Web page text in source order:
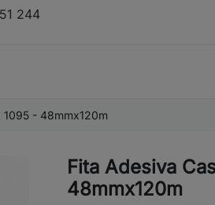
244
1095 - 48mmx120m
Fita Adesiva
48mmx120m